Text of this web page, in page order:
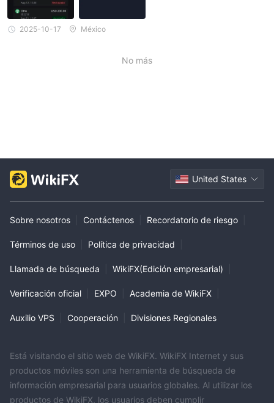
2025-10-17 México
No más
United States
Sobre nosotros Contáctenos Recordatorio de riesgo
Términos de uso Política de privacidad
Llamada de búsqueda WikiFX(Edición empresarial)
Verificación oficial EXPO Academia de WikiFX
Auxilio VPS Cooperación Divisiones Regionales
Está visitando el sitio web de WikiFX. WikiFX Internet y sus
productos móviles son una herramienta de búsqueda de
información empresarial para usuarios globales. Al utilizar los
productos de WikiFX, los usuarios deben cumplir